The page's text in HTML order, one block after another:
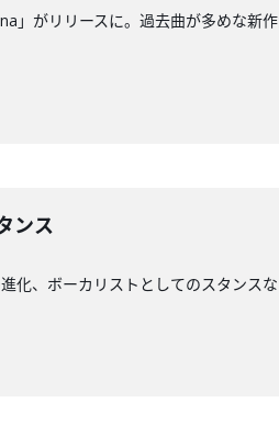
がリリースに。過去曲が多めな新
ンス
、ボーカリストとしてのスタンスな